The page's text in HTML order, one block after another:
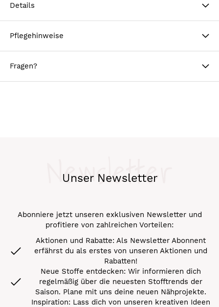
Details
Pflegehinweise
Fragen?
Unser Newsletter
Newsletter
Abonniere jetzt unseren exklusiven Newsletter und
profitiere von zahlreichen Vorteilen:
Aktionen und Rabatte: Als Newsletter Abonnent
erfährst du als erstes von unseren Aktionen und
Rabatten!
Neue Stoffe entdecken: Wir informieren dich
regelmäßig über die neuesten Stofftrends der
Saison. Plane mit uns deine neuen Nähprojekte.
Inspiration: Lass dich von unseren kreativen Ideen